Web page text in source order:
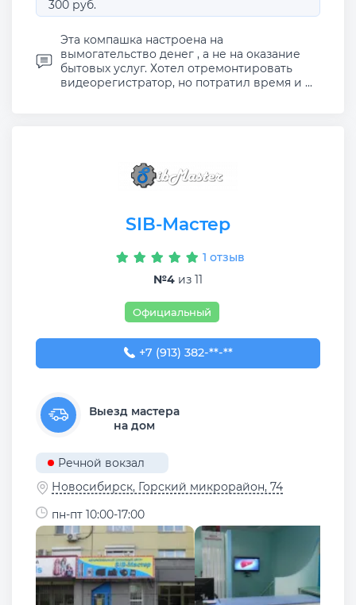
300 руб.
Эта компашка настроена на
вымогательство денег , а не на оказание
бытовых услуг. Хотел отремонтировать
видеорегистратор, но потратил время и ...
SIB-Мастер
1 отзыв
№4 из 11
Официальный
+7 (913) 382-09-50
+7 (913) 382-**-**
Выезд мастера
на дом
Речной вокзал
Новосибирск, ​Горский микрорайон, 74
пн-пт 10:00-17:00